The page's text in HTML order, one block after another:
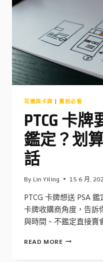
購
價
多
千
耳機與卡牌 |賣前必看
PTCG 卡
鑑定？划
話
By Lin Yiling 15 6 月,
PTCG 卡牌想送 PSA
卡牌收購商角度，告訴
與時間、不鑑定直接賣
READ MOREPTCG